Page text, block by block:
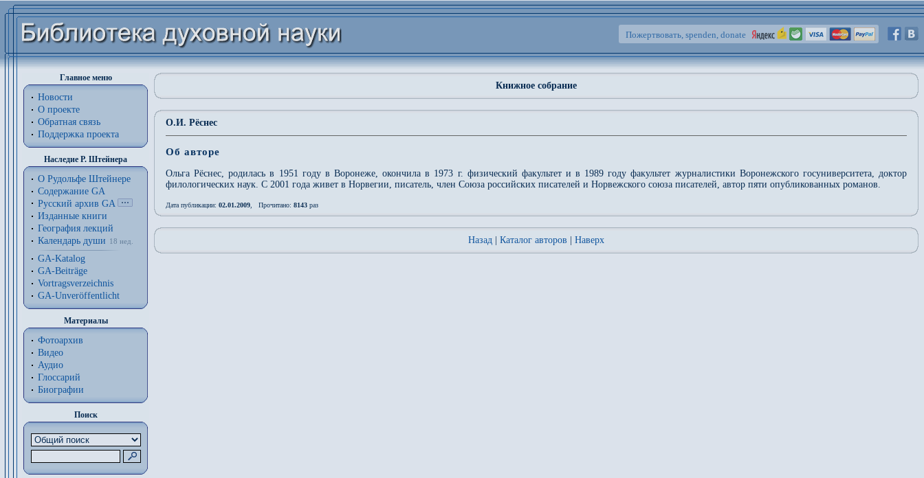
Пожертвовать, spenden, donate
Главное меню
Новости
О проекте
Обратная связь
Поддержка проекта
Наследие Р. Штейнера
О Рудольфе Штейнере
Содержание GA
Русский архив GA
Изданные книги
География лекций
Календарь души
18 нед.
GA-Katalog
GA-Beiträge
Vortragsverzeichnis
GA-Unveröffentlicht
Материалы
Фотоархив
Видео
Аудио
Глоссарий
Биографии
Поиск
Книжное собрание
О.И. Рёснес
Об авторе
Ольга Рёснес, родилась в 1951 году в Воронеже, окончила в 1973 г. физический факультет и в 1989 году факультет журналистики Воронежского госуниверситета, доктор
филологических наук. С 2001 года живет в Норвегии, писатель, член Союза российских писателей и Норвежского союза писателей, автор пяти опубликованных романов.
Дата публикации: 02.01.2009, Прочитано: 8143 раз
Назад Каталог авторов Наверх